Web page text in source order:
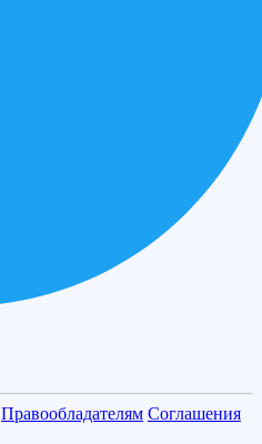
Правообладателям Соглашения